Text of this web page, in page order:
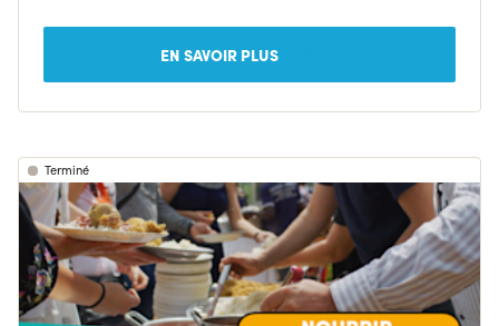
EN SAVOIR PLUS
Terminé